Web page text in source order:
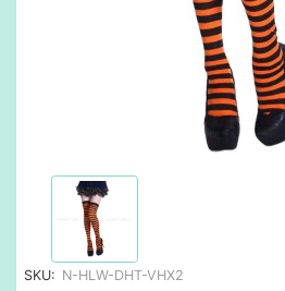
SKU: N-HLW-DHT-VHX2